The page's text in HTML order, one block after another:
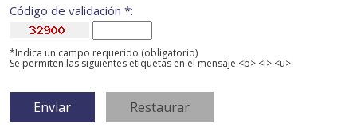
Código de validación *:
*Indica un campo requerido (obligatorio)
Se permiten las siguientes etiquetas en el mensaje <b> <i> <u>